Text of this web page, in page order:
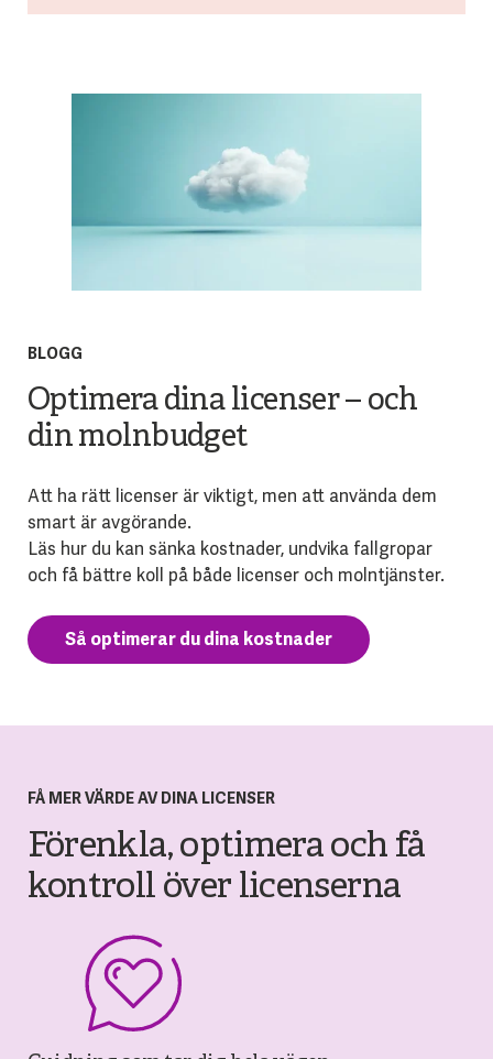
BLOGG
Optimera dina licenser – och
din molnbudget
Att ha rätt licenser är viktigt, men att använda dem
smart är avgörande.
Läs hur du kan sänka kostnader, undvika fallgropar
och få bättre koll på både licenser och molntjänster.
Så optimerar du dina kostnader
FÅ MER VÄRDE AV DINA LICENSER
Förenkla, optimera och få
kontroll över licenserna